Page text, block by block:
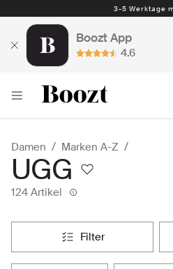
Kostenlose
Boozt App
4.6
Damen Marken A-Z
UGG
124 Artikel
filter